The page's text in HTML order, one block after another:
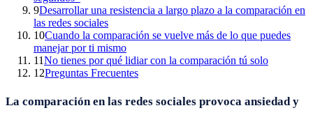
9Desarrollar una resistencia a largo plazo a la comparación en
las redes sociales
10Cuando la comparación se vuelve más de lo que puedes
manejar por ti mismo
11No tienes por qué lidiar con la comparación tú solo
12Preguntas Frecuentes
La comparación en las redes sociales provoca ansiedad y